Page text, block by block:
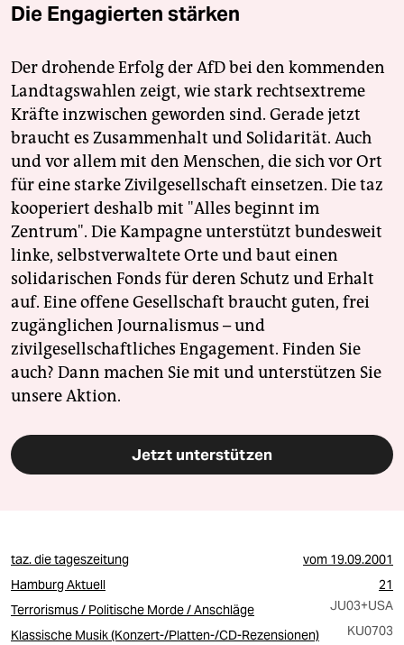
Die Engagierten stärken
Der drohende Erfolg der AfD bei den kommenden
Landtagswahlen zeigt, wie stark rechtsextreme
Kräfte inzwischen geworden sind. Gerade jetzt
braucht es Zusammenhalt und Solidarität. Auch
und vor allem mit den Menschen, die sich vor Ort
für eine starke Zivilgesellschaft einsetzen. Die taz
kooperiert deshalb mit "Alles beginnt im
Zentrum". Die Kampagne unterstützt bundesweit
linke, selbstverwaltete Orte und baut einen
solidarischen Fonds für deren Schutz und Erhalt
auf. Eine offene Gesellschaft braucht guten, frei
zugänglichen Journalismus – und
zivilgesellschaftliches Engagement. Finden Sie
auch? Dann machen Sie mit und unterstützen Sie
unsere Aktion.
Jetzt unterstützen
taz. die tageszeitung vom 19.09.2001
Hamburg Aktuell
21
Terrorismus / Politische Morde / Anschläge
JU03+USA
Klassische Musik (Konzert-/Platten-/CD-Rezensionen)
KU0703